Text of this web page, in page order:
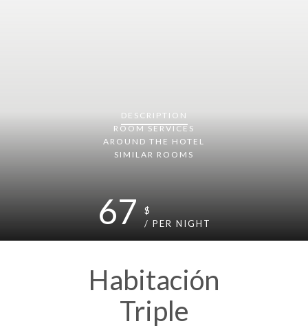
DESCRIPTION
ROOMSERVICES
AROUND THE HOTEL
SIMILAR ROOMS
67 $
/ PER NIGHT
Habitación
Triple